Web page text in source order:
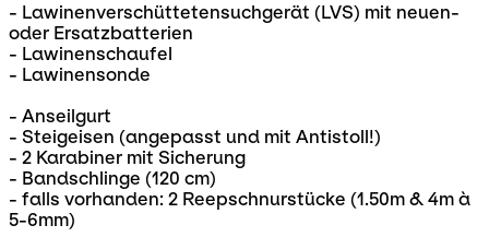
- Lawinenverschüttetensuchgerät (LVS) mit neuen-
oder Ersatzbatterien
- Lawinenschaufel
- Lawinensonde
- Anseilgurt
- Steigeisen (angepasst und mit Antistoll!)
- 2 Karabiner mit Sicherung
- Bandschlinge (120 cm)
- falls vorhanden: 2 Reepschnurstücke (1.50m & 4m à
5-6mm)